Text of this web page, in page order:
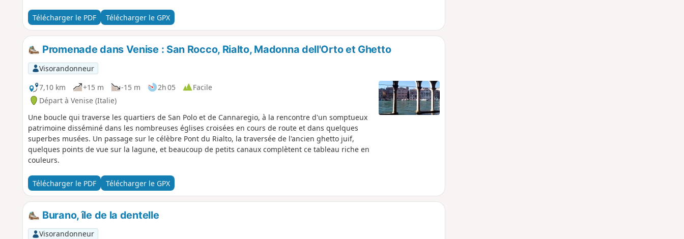
Télécharger le PDF Télécharger le GPX
Promenade dans Venise : San Rocco, Rialto, Madonna dell'Orto et Ghetto
Visorandonneur
7,10 km
+15 m -15 m 2h 05
Facile
Départ à Venise (Italie)
Une boucle qui traverse les quartiers de San Polo et de Cannaregio, à la rencontre d'un somptueux
patrimoine disséminé dans les nombreuses églises croisées en cours de route et dans quelques
superbes musées. Un passage sur le célèbre Pont du Rialto, la traversée de l'ancien ghetto juif,
quelques points de vue sur la lagune, et beaucoup de petits canaux complètent ce tableau riche en
couleurs.
Télécharger le PDF Télécharger le GPX
Burano, île de la dentelle
Visorandonneur